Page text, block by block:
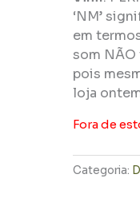
‘NM’
em
som NÃO
pois
loja
Fora de
Categoria: